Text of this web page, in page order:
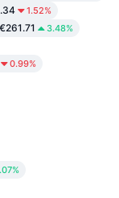
1.52%
€261.71 3.48%
0.99%